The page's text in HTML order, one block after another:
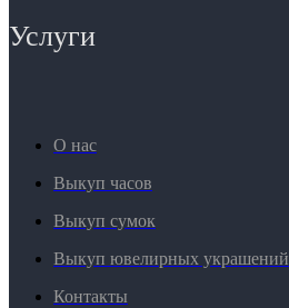
Услуги
О нас
Выкуп часов
Выкуп сумок
Выкуп ювелирных украшений
Контакты